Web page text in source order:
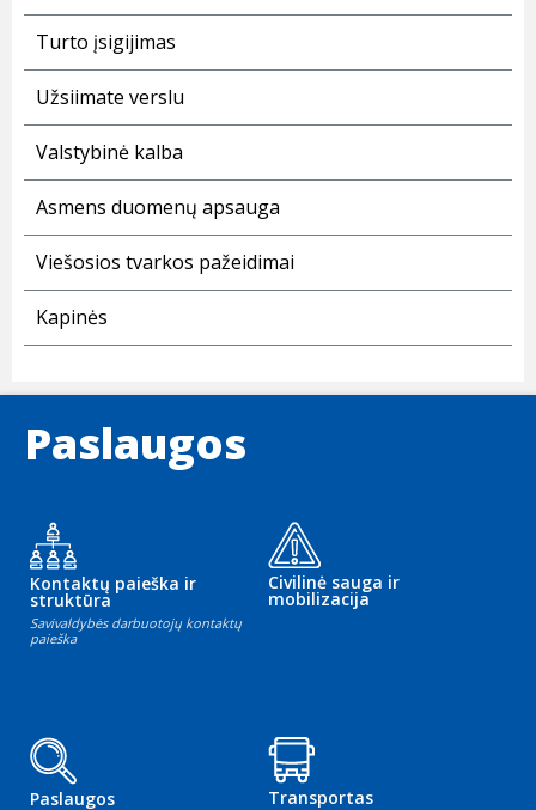
Turto įsigijimas
Užsiimate verslu
Valstybinė kalba
Asmens duomenų apsauga
Viešosios tvarkos pažeidimai
Kapinės
Paslaugos
Kontaktų paieška ir
struktūra
Savivaldybės darbuotojų kontaktų
paieška
Civilinė sauga ir
mobilizacija
Paslaugos Transportas